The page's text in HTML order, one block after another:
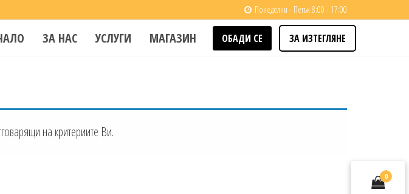
Понеделни - Петък 8:00 - 17:00
ЗА НАС УСЛУГИ МАГАЗИН ОБАДИ СЕ ЗА ИЗТЕГЛЯНЕ
на критериите Ви.
0